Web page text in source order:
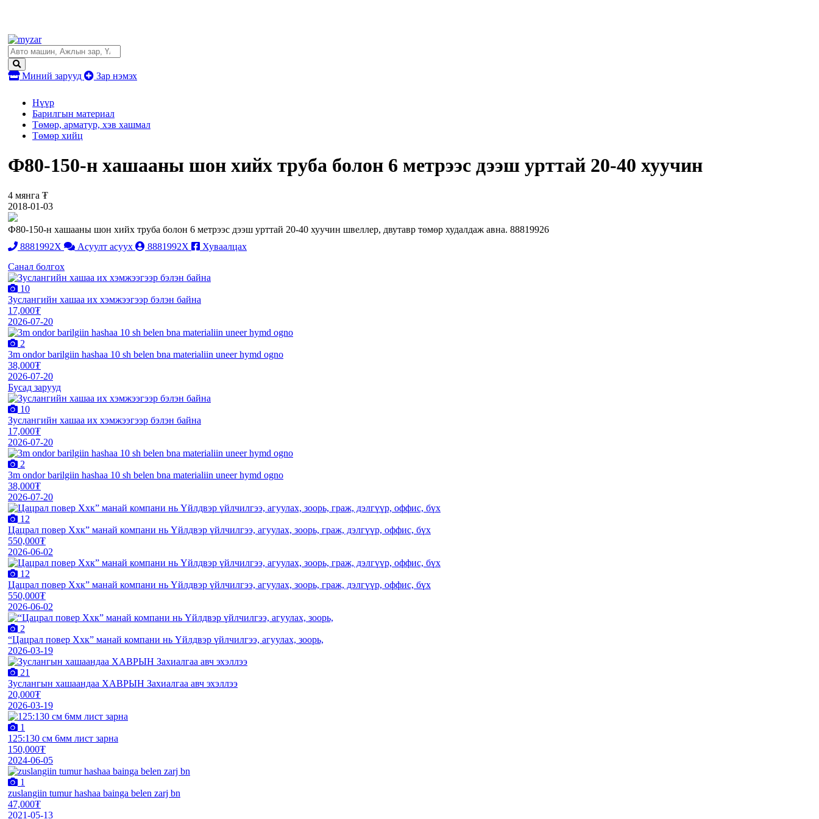
Миний зарууд Зар нэмэх
Нүүр
Барилгын материал
Төмөр, арматур, хэв хашмал
Төмөр хийц
Ф80-150-н хашааны шон хийх труба болон 6 метрээс дээш урттай 20-40 хуучин
4 мянга ₮
2018-01-03
Ф80-150-н хашааны шон хийх труба болон 6 метрээс дээш урттай 20-40 хуучин швеллер, двутавр төмөр худалдаж авна. 88819926
8881992X
Асуулт асуух 8881992X
Хуваалцах
Санал болгох
10
Зуслангийн хашаа их хэмжээгээр бэлэн байна
17,000₮
2026-07-20
2
3m ondor barilgiin hashaa 10 sh belen bna materialiin uneer hymd ogno
38,000₮
2026-07-20
Бусад зарууд
10
Зуслангийн хашаа их хэмжээгээр бэлэн байна
17,000₮
2026-07-20
2
3m ondor barilgiin hashaa 10 sh belen bna materialiin uneer hymd ogno
38,000₮
2026-07-20
12
Цацрал повер Ххк” манай компани нь Үйлдвэр үйлчилгээ, агуулах, зоорь, граж, дэлгүүр, оффис, бүх
550,000₮
2026-06-02
12
Цацрал повер Ххк” манай компани нь Үйлдвэр үйлчилгээ, агуулах, зоорь, граж, дэлгүүр, оффис, бүх
550,000₮
2026-06-02
2
“Цацрал повер Ххк” манай компани нь Үйлдвэр үйлчилгээ, агуулах, зоорь,
2026-03-19
21
Зуслангын хашаандаа ХАВРЫН Захиалгаа авч эхэллээ
20,000₮
2026-03-19
1
125:130 см 6мм лист зарна
150,000₮
2024-06-05
1
zuslangiin tumur hashaa bainga belen zarj bn
47,000₮
2021-05-13